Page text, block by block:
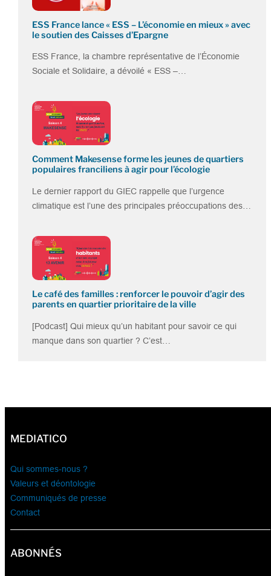
ESS France lance « ESS – L’économie en mieux » avec
le soutien des Caisses d’Epargne
ESS France, la chambre représentative de l’Économie
Sociale et Solidaire, a dévoilé « ESS –…
Comment Makesense forme les jeunes de quartiers
populaires franciliens à agir pour l’écologie
Le dernier rapport du GIEC rappelle que l’urgence
climatique est l’une des principales préoccupations des…
Le café des familles : renforcer le pouvoir d’agir des
parents en quartier prioritaire de la ville
[Podcast] Qui mieux qu’un habitant pour savoir ce qui
manque dans son quartier ? C’est…
MEDIATICO
Qui sommes-nous ?
Valeurs et déontologie
Communiqués de presse
Contact
ABONNÉS